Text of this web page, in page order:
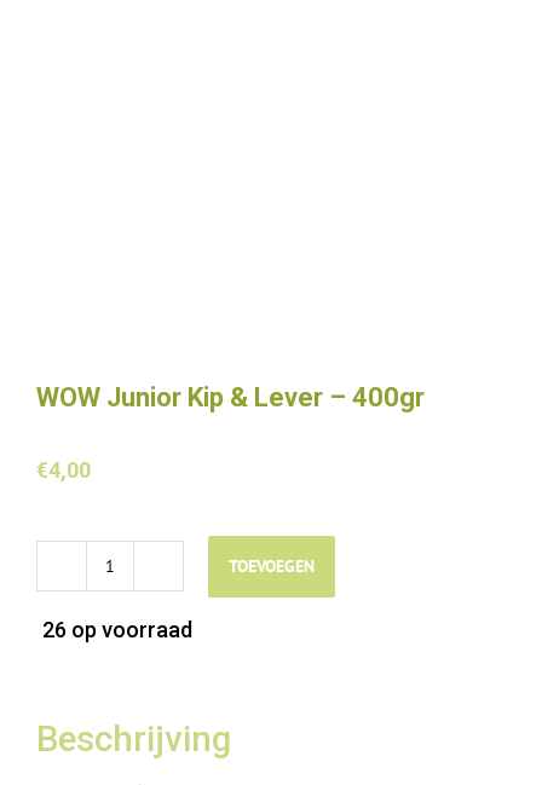
WOW Junior Kip & Lever – 400gr
€4,00
26 op voorraad
WOW
Kip
-
TOEVOEGEN
Beschrijving